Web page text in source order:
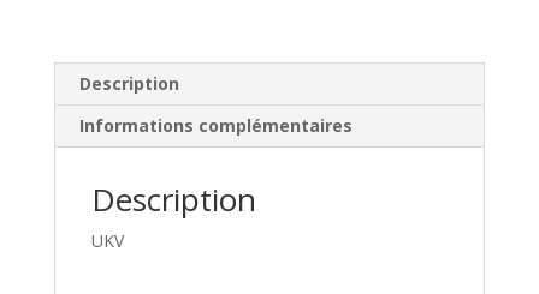
Description
Informations complémentaires
Description
UKV